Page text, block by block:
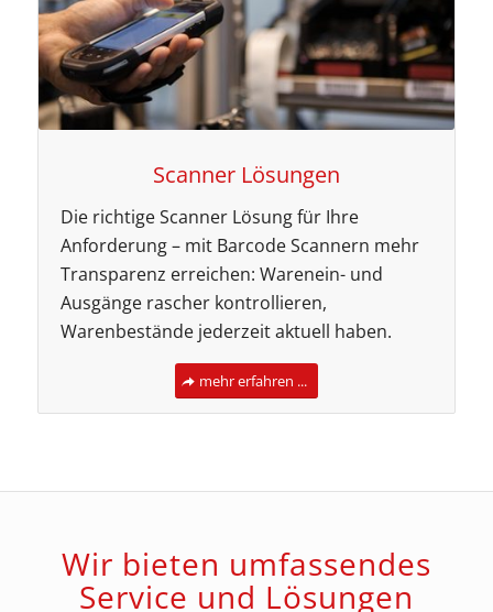
Scanner Lösungen
Die richtige Scanner Lösung für Ihre
Anforderung – mit Barcode Scannern mehr
Transparenz erreichen: Warenein- und
Ausgänge rascher kontrollieren,
Warenbestände jederzeit aktuell haben.
mehr erfahren ...
Wir bieten umfassendes
Service und Lösungen